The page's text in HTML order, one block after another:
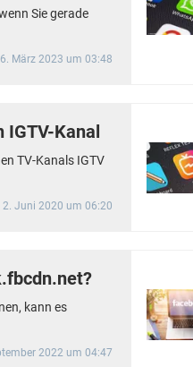
Sie gerade
März 2023 um 03:48
IGTV-Kanal
TV-Kanals IGTV
2. Juni 2020 um 06:20
kann es
2022 um 04:47